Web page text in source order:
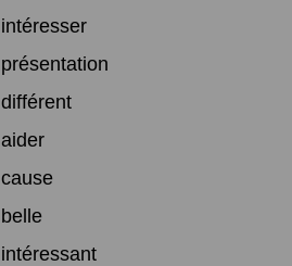
intéresser
présentation
différent
aider
cause
belle
intéressant